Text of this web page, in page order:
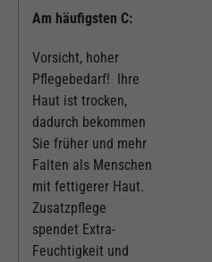
Am häufigsten C:
Vorsicht, hoher
Pflegebedarf! Ihre
Haut ist trocken,
dadurch bekommen
Sie früher und mehr
Falten als Menschen
mit fettigerer Haut.
Zusatzpflege
spendet Extra-
Feuchtigkeit und